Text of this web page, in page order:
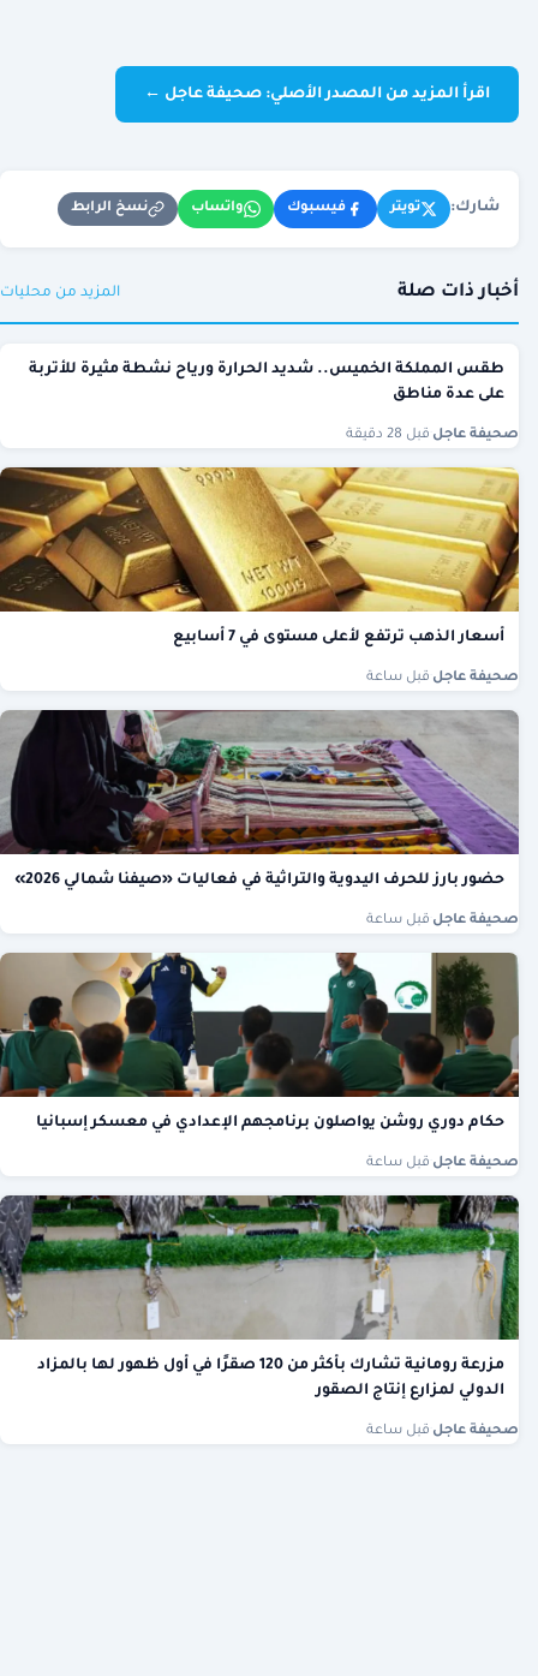
اقرأ المزيد من المصدر الأصلي: صحيفة عاجل ←
شارك: تويتر فيسبوك واتساب نسخ الرابط
أخبار ذات صلة المزيد من محليات
طقس المملكة الخميس.. شديد الحرارة ورياح نشطة مثيرة للأتربة
على عدة مناطق
صحيفة عاجل قبل 28 دقيقة
أسعار الذهب ترتفع لأعلى مستوى في 7 أسابيع
صحيفة عاجل قبل ساعة
حضور بارز للحرف اليدوية والتراثية في فعاليات «صيفنا شمالي 2026»
صحيفة عاجل قبل ساعة
حكام دوري روشن يواصلون برنامجهم الإعدادي في معسكر إسبانيا
صحيفة عاجل قبل ساعة
مزرعة رومانية تشارك بأكثر من 120 صقرًا في أول ظهور لها بالمزاد
الدولي لمزارع إنتاج الصقور
صحيفة عاجل قبل ساعة